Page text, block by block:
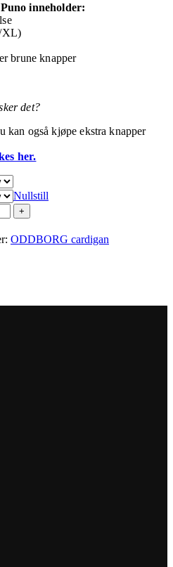
inneholder:
XL)
brune knapper
det?
kan også kjøpe ekstra knapper
her.
Nullstill
ODDBORG cardigan